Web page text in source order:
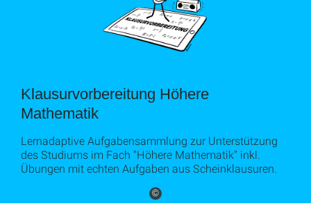
©
Klausurvorbereitung Höhere
Mathematik
Lernadaptive Aufgabensammlung zur Unterstützung
des Studiums im Fach "Höhere Mathematik" inkl.
Übungen mit echten Aufgaben aus Scheinklausuren.